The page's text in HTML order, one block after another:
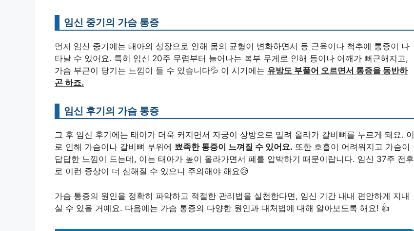
임신 중기의 가슴 통증
먼저 임신 중기에는 태아의 성장으로 인해 몸의 균형이 변화하면서 등 근육이나 척추에 통증이 나
타날 수 있어요. 특히 임신 20주 무렵부터 늘어나는 복부 무게로 인해 등이나 어깨가 뻐근해지고,
가슴 부근이 당기는 느낌이 들 수 있습니다💦 이 시기에는 유방도 부풀어 오르면서 통증을 동반하
곤 하죠.
임신 후기의 가슴 통증
그 후 임신 후기에는 태아가 더욱 커지면서 자궁이 상방으로 밀려 올라가 갈비뼈를 누르게 돼요. 이
로 인해 가슴이나 갈비뼈 부위에 뾰족한 통증이 느껴질 수 있어요. 또한 호흡이 어려워지고 가슴이
답답한 느낌이 드는데, 이는 태아가 높이 올라가면서 폐를 압박하기 때문이랍니다. 임신 37주 전후
로 이런 증상이 더 심해질 수 있으니 주의해야 해요😥
가슴 통증의 원인을 정확히 파악하고 적절한 관리법을 실천한다면, 임신 기간 내내 편안하게 지내
실 수 있을 거예요. 다음에는 가슴 통증의 다양한 원인과 대처법에 대해 알아보도록 해요! 👍